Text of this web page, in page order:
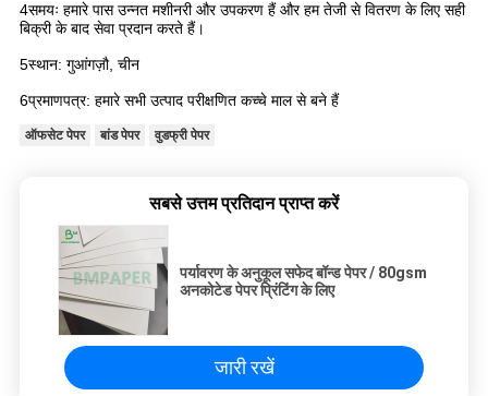
4समयः हमारे पास उन्नत मशीनरी और उपकरण हैं और हम तेजी से वितरण के लिए सही
बिक्री के बाद सेवा प्रदान करते हैं।
5स्थान: गुआंगज़ौ, चीन
6प्रमाणपत्र: हमारे सभी उत्पाद परीक्षणित कच्चे माल से बने हैं
ऑफसेट पेपर बांड पेपर वुडफ्री पेपर
सबसे उत्तम प्रतिदान प्राप्त करें
पर्यावरण के अनुकूल सफेद बॉन्ड पेपर / 80gsm
अनकोटेड पेपर प्रिंटिंग के लिए
जारी रखें